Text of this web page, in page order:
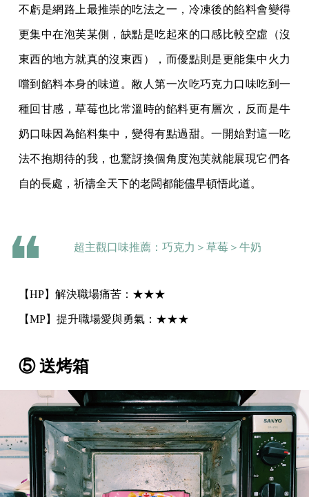
不虧是網路上最推崇的吃法之一，冷凍後的餡料會變得
更集中在泡芙某側，缺點是吃起來的口感比較空虛（沒
東西的地方就真的沒東西），而優點則是更能集中火力
嚐到餡料本身的味道。敝人第一次吃巧克力口味吃到一
種回甘感，草莓也比常溫時的餡料更有層次，反而是牛
奶口味因為餡料集中，變得有點過甜。一開始對這一吃
法不抱期待的我，也驚訝換個角度泡芙就能展現它們各
自的長處，祈禱全天下的老闆都能儘早頓悟此道。
超主觀口味推薦：巧克力＞草莓＞牛奶
【HP】解決職場痛苦：★★★
【MP】提升職場愛與勇氣：★★★
⑤ 送烤箱